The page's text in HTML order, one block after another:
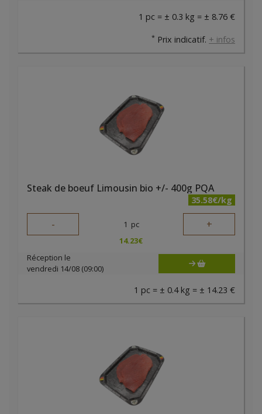
1 pc = ± 0.3 kg = ± 8.76 €
* Prix indicatif. + infos
Steak de boeuf Limousin bio +/- 400g PQA
35.58€/kg
- 1 pc +
14.23€
Réception le
vendredi 14/08 (09:00)
1 pc = ± 0.4 kg = ± 14.23 €